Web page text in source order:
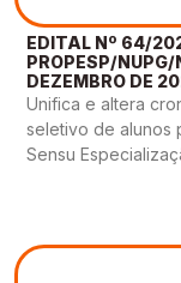
EDITAL Nº 64/
PROPESP/NUPG/
DEZEMBRO DE
Unifica e altera
seletivo de alunos
Sensu